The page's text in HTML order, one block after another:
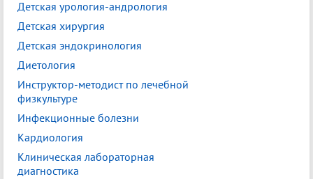
Детская урология-андрология
Детская хирургия
Детская эндокринология
Диетология
Инструктор-методист по лечебной
физкультуре
Инфекционные болезни
Кардиология
Клиническая лабораторная
диагностика